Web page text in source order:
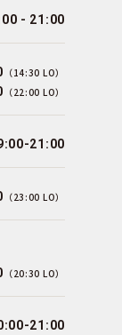
- 21:00
（14:30 LO）
（22:00 LO）
21:00
（23:00 LO）
（20:30 LO）
21:00